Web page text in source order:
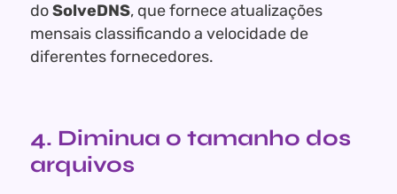
doSolveDNS, que fornece atualizações
mensais classificando a velocidade de
diferentes fornecedores.
4. Diminua o tamanho dos
arquivos